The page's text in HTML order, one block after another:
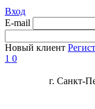
Вход
E-mail
Новый клиент
1 0
г. Санкт-